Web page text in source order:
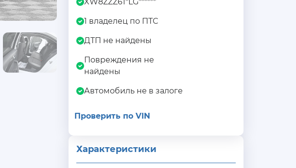
1 владелец по ПТС
ДТП не найдены
Повреждения не
найдены
Автомобиль не в залоге
Проверить по VIN
Характеристики